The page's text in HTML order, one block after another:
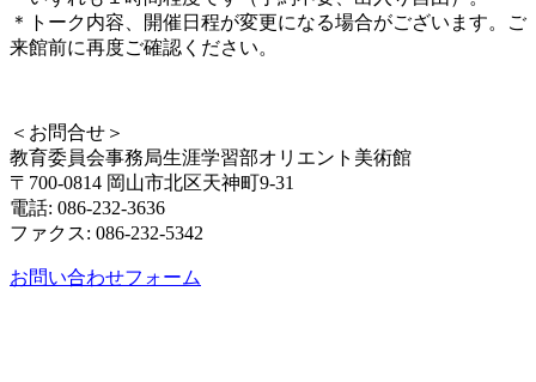
＊トーク内容、開催日程が変更になる場合がございます。ご
来館前に再度ご確認ください。
＜お問合せ＞
教育委員会事務局生涯学習部オリエント美術館
〒700-0814 岡山市北区天神町9-31
電話: 086-232-3636
ファクス: 086-232-5342
お問い合わせフォーム